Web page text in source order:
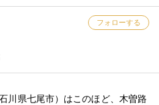
フォローする
川県七尾市）はこのほど、木曽路